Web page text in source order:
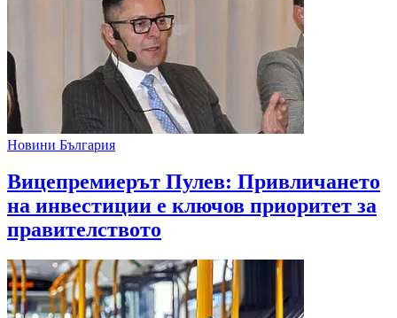
Новини България
Вицепремиерът Пулев: Привличането
на инвестиции е ключов приоритет за
правителството